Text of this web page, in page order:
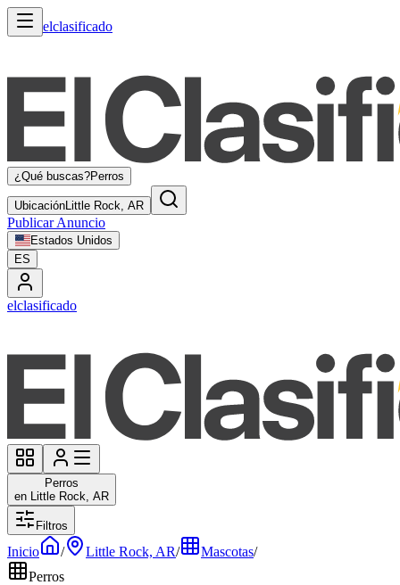
elclasificado
¿Qué buscas?Perros
UbicaciónLittle Rock, AR
Publicar Anuncio
Estados Unidos
ES
elclasificado
Perros
en Little Rock, AR
Filtros
Inicio / Little Rock, AR/ Mascotas/
Perros